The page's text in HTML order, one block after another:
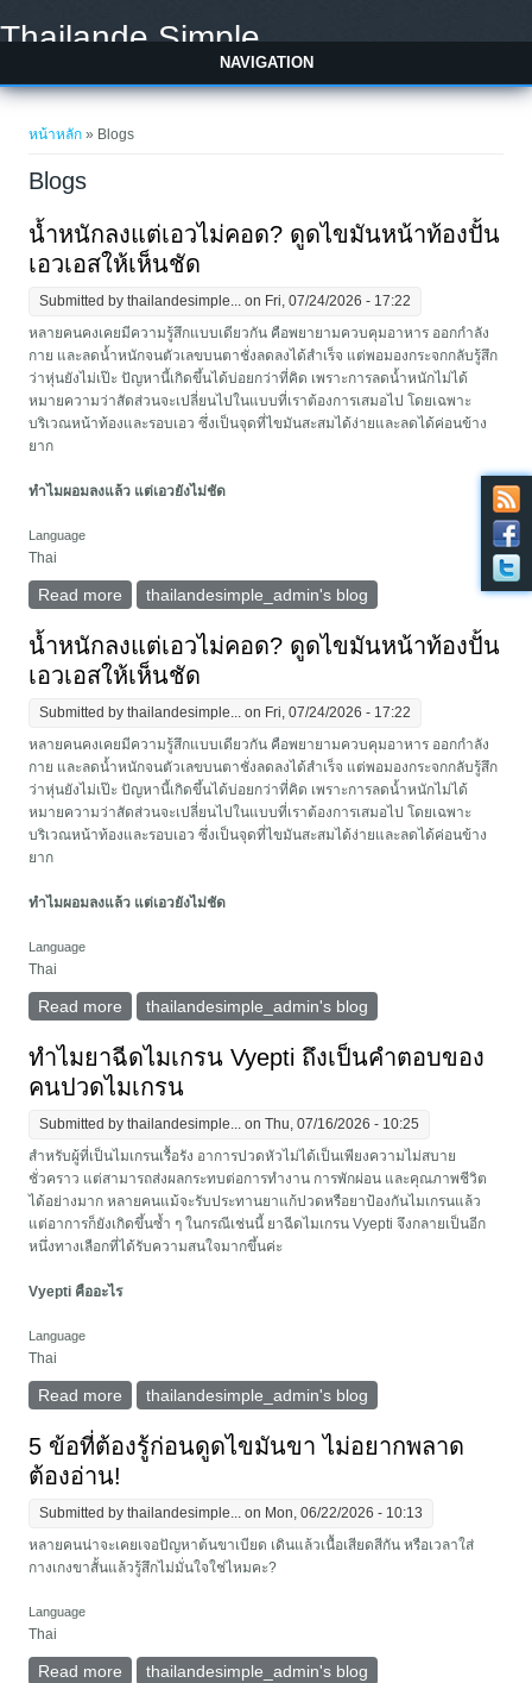
Thailande Simple
NAVIGATION
หน้าหลัก » Blogs
Blogs
น้ำหนักลงแต่เอวไม่คอด? ดูดไขมันหน้าท้องปั้น
เอวเอสให้เห็นชัด
Submitted bythailandesimple... on Fri, 07/24/2026 - 17:22
หลายคนคงเคยมีความรู้สึกแบบเดียวกัน คือพยายามควบคุมอาหาร ออกกำลัง
กาย และลดน้ำหนักจนตัวเลขบนตาชั่งลดลงได้สำเร็จ แต่พอมองกระจกกลับรู้สึก
ว่าหุ่นยังไม่เป๊ะ ปัญหานี้เกิดขึ้นได้บ่อยกว่าที่คิด เพราะการลดน้ำหนักไม่ได้
หมายความว่าสัดส่วนจะเปลี่ยนไปในแบบที่เราต้องการเสมอไป โดยเฉพาะ
บริเวณหน้าท้องและรอบเอว ซึ่งเป็นจุดที่ไขมันสะสมได้ง่ายและลดได้ค่อนข้าง
ยาก
ทำไมผอมลงแล้ว แต่เอวยังไม่ชัด
Language
Thai
Read more about น้ำหนักลงแต่เอวไม่คอด? ดูดไขมันหน้าท้องปั้นเอว
thailandesimple_admin's blog
น้ำหนักลงแต่เอวไม่คอด? ดูดไขมันหน้าท้องปั้น
เอวเอสให้เห็นชัด
Submitted bythailandesimple... on Fri, 07/24/2026 - 17:22
หลายคนคงเคยมีความรู้สึกแบบเดียวกัน คือพยายามควบคุมอาหาร ออกกำลัง
กาย และลดน้ำหนักจนตัวเลขบนตาชั่งลดลงได้สำเร็จ แต่พอมองกระจกกลับรู้สึก
ว่าหุ่นยังไม่เป๊ะ ปัญหานี้เกิดขึ้นได้บ่อยกว่าที่คิด เพราะการลดน้ำหนักไม่ได้
หมายความว่าสัดส่วนจะเปลี่ยนไปในแบบที่เราต้องการเสมอไป โดยเฉพาะ
บริเวณหน้าท้องและรอบเอว ซึ่งเป็นจุดที่ไขมันสะสมได้ง่ายและลดได้ค่อนข้าง
ยาก
ทำไมผอมลงแล้ว แต่เอวยังไม่ชัด
Language
Thai
Read more about น้ำหนักลงแต่เอวไม่คอด? ดูดไขมันหน้าท้องปั้นเอว
thailandesimple_admin's blog
ทำไมยาฉีดไมเกรน Vyepti ถึงเป็นคำตอบของ
คนปวดไมเกรน
Submitted bythailandesimple... on Thu, 07/16/2026 - 10:25
สำหรับผู้ที่เป็นไมเกรนเรื้อรัง อาการปวดหัวไม่ได้เป็นเพียงความไม่สบาย
ชั่วคราว แต่สามารถส่งผลกระทบต่อการทำงาน การพักผ่อน และคุณภาพชีวิต
ได้อย่างมาก หลายคนแม้จะรับประทานยาแก้ปวดหรือยาป้องกันไมเกรนแล้ว
แต่อาการก็ยังเกิดขึ้นซ้ำ ๆ ในกรณีเช่นนี้ ยาฉีดไมเกรน Vyepti จึงกลายเป็นอีก
หนึ่งทางเลือกที่ได้รับความสนใจมากขึ้นค่ะ
Vyepti คืออะไร
Language
Thai
Read more about ทำไมยาฉีดไมเกรน Vyepti ถึงเป็นคำตอบของคน
thailandesimple_admin's blog
5 ข้อที่ต้องรู้ก่อนดูดไขมันขา ไม่อยากพลาด
ต้องอ่าน!
Submitted bythailandesimple... on Mon, 06/22/2026 - 10:13
หลายคนน่าจะเคยเจอปัญหาต้นขาเบียด เดินแล้วเนื้อเสียดสีกัน หรือเวลาใส่
กางเกงขาสั้นแล้วรู้สึกไม่มั่นใจใช่ไหมคะ?
Language
Thai
Read more about 5 ข้อที่ต้องรู้ก่อนดูดไขมันขา ไม่อยากพลาดต้อง
thailandesimple_admin's blog